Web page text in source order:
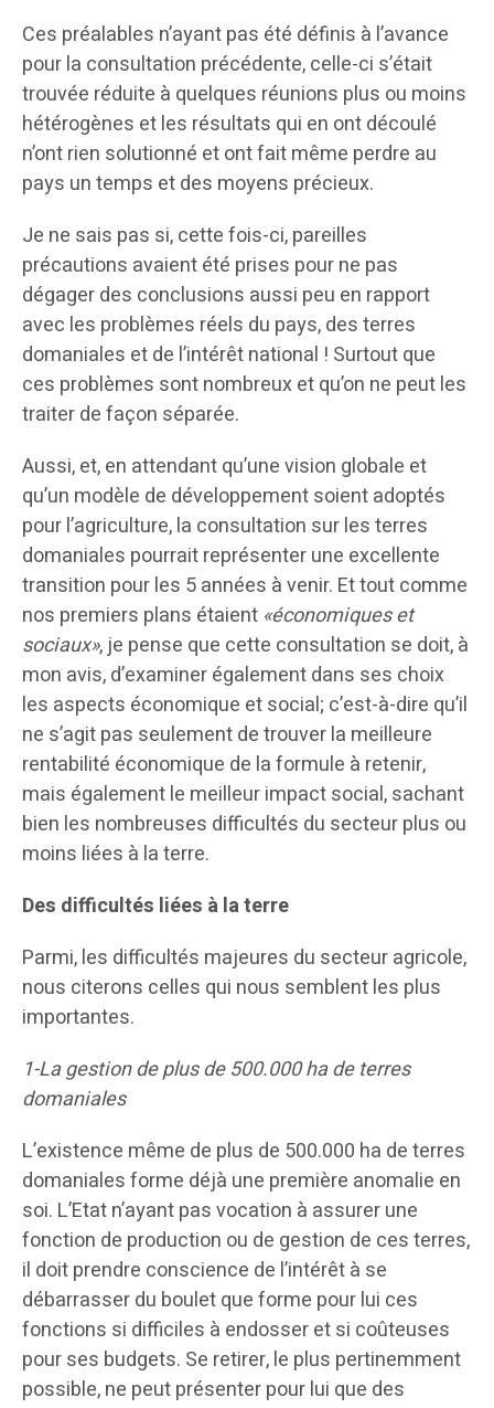
Ces préalables n’ayant pas été définis à l’avance
pour la consultation précédente, celle-ci s’était
trouvée réduite à quelques réunions plus ou moins
hétérogènes et les résultats qui en ont découlé
n’ont rien solutionné et ont fait même perdre au
pays un temps et des moyens précieux.
Je ne sais pas si, cette fois-ci, pareilles
précautions avaient été prises pour ne pas
dégager des conclusions aussi peu en rapport
avec les problèmes réels du pays, des terres
domaniales et de l’intérêt national ! Surtout que
ces problèmes sont nombreux et qu’on ne peut les
traiter de façon séparée.
Aussi, et, en attendant qu’une vision globale et
qu’un modèle de développement soient adoptés
pour l’agriculture, la consultation sur les terres
domaniales pourrait représenter une excellente
transition pour les 5 années à venir. Et tout comme
nos premiers plans étaient «économiques et
sociaux», je pense que cette consultation se doit, à
mon avis, d’examiner également dans ses choix
les aspects économique et social; c’est-à-dire qu’il
ne s’agit pas seulement de trouver la meilleure
rentabilité économique de la formule à retenir,
mais également le meilleur impact social, sachant
bien les nombreuses difficultés du secteur plus ou
moins liées à la terre.
Des difficultés liées à la terre
Parmi, les difficultés majeures du secteur agricole,
nous citerons celles qui nous semblent les plus
importantes.
1-La gestion de plus de 500.000 ha de terres
domaniales
L’existence même de plus de 500.000 ha de terres
domaniales forme déjà une première anomalie en
soi. L’Etat n’ayant pas vocation à assurer une
fonction de production ou de gestion de ces terres,
il doit prendre conscience de l’intérêt à se
débarrasser du boulet que forme pour lui ces
fonctions si difficiles à endosser et si coûteuses
pour ses budgets. Se retirer, le plus pertinemment
possible, ne peut présenter pour lui que des